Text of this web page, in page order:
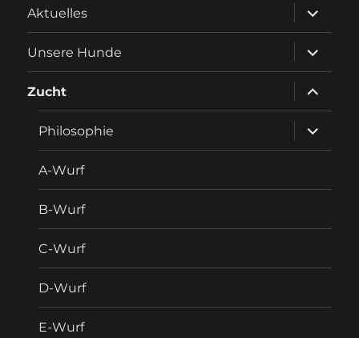
Aktuelles
anzeigen
Unsere Hunde
anzeigen
Zucht
anzeigen
Philosophie
anzeigen
A-Wurf
B-Wurf
C-Wurf
D-Wurf
E-Wurf